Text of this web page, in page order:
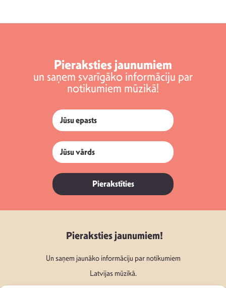
Pieraksties jaunumiem
un saņem svarīgāko informāciju par
notikumiem mūzikā!
Pierakstīties
Pieraksties jaunumiem!
Un saņem jaunāko informāciju par notikumiem
Latvijas mūzikā.